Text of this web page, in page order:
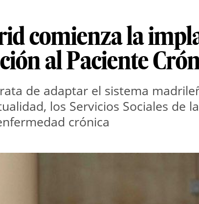
comienza la
al Paciente
de adaptar el sistema
los Servicios Sociales de
crónica